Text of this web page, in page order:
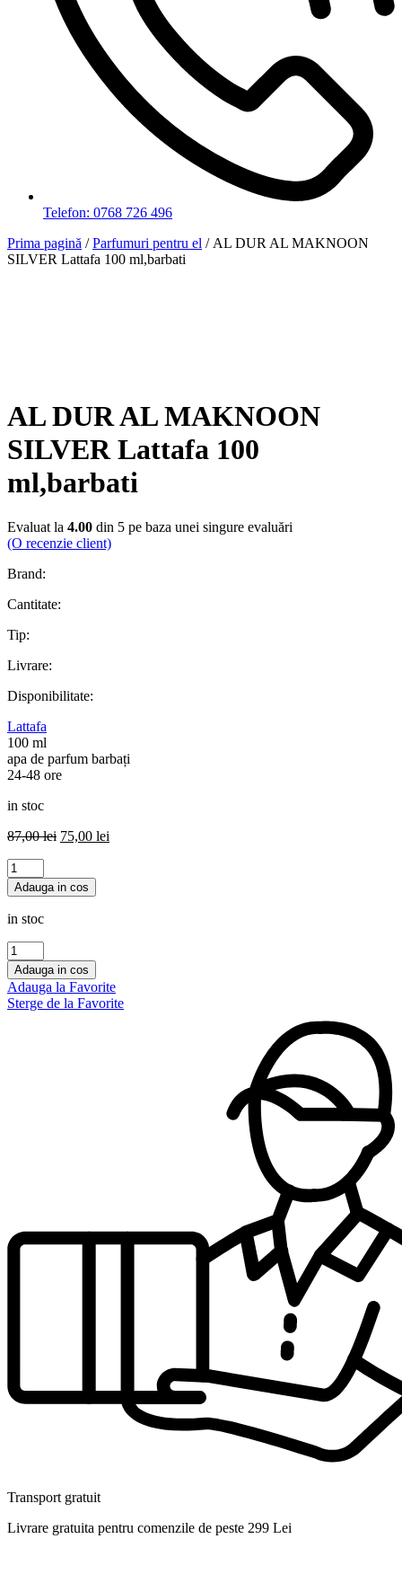
Telefon: 0768 726 496
Prima pagină /Parfumuri pentru el / AL DUR AL MAKNOON
SILVER Lattafa 100 ml,barbati
AL DUR AL MAKNOON
SILVER Lattafa 100
ml,barbati
Evaluat la 4.00 din 5 pe baza unei singure evaluări
(O recenzie client)
Brand:
Cantitate:
Tip:
Livrare:
Disponibilitate:
Lattafa
100 ml
apa de parfum barbați
24-48 ore
in stoc
87,00lei Prețul
fost:
87,00 lei.
75,00 lei
Cantitate
PANTHER
Maison
Alhambra
ml,barbati
Adauga in cos
in stoc
Cantitate
AL
DUR
AL
MAKNOON
Adauga in cos
Adauga la Favorite
Sterge de la Favorite
Transport gratuit
Livrare gratuita pentru comenzile de peste 299 Lei